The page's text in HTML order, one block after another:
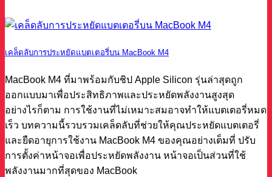
เคล็ดลับการประหยัดแบตเตอรี่บน MacBook M4
MacBook M4 ที่มาพร้อมกับชิป Apple Silicon รุ่นล่าสุดถูก
ออกแบบมาเพื่อประสิทธิภาพและประหยัดพลังงานสูงสุด
อย่างไรก็ตาม การใช้งานที่ไม่เหมาะสมอาจทำให้แบตเตอรี่หมด
เร็ว บทความนี้รวบรวมเคล็ดลับที่ช่วยให้คุณประหยัดแบตเตอรี่
และยืดอายุการใช้งาน MacBook M4 ของคุณอย่างเต็มที่ ปรับ
การตั้งค่าหน้าจอเพื่อประหยัดพลังงาน หน้าจอเป็นส่วนที่ใช้
พลังงานมากที่สุดของ MacBook